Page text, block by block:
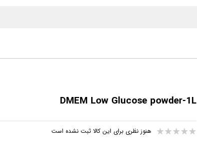
DMEM Low Glucose powder-1L
هنوز نظری برای این کالا ثبت نشده است